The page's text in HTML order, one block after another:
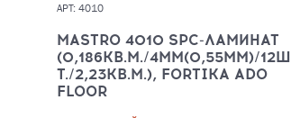
АРТ: 4010
MASTRO 4010 SPC-ЛАМИНАТ
(0,186КВ.М./4ММ(0,55ММ)/12Ш
Т./2,23КВ.М.), FORTIKA ADO
FLOOR